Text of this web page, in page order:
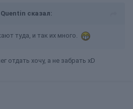
Quentin сказал:
туда, и так их много.
отдать хочу, а не забрать xD